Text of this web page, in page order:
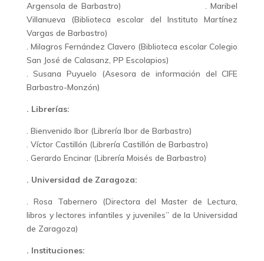
Argensola de Barbastro) . Maribel
Villanueva (Biblioteca escolar del Instituto Martínez
Vargas de Barbastro)
. Milagros Fernández Clavero (Biblioteca escolar Colegio
San José de Calasanz, PP Escolapios)
. Susana Puyuelo (Asesora de información del CIFE
Barbastro-Monzón)
. Librerías:
. Bienvenido Ibor (Librería Ibor de Barbastro)
. Víctor Castillón (Librería Castillón de Barbastro)
. Gerardo Encinar (Librería Moisés de Barbastro)
. Universidad de Zaragoza:
. Rosa Tabernero (Directora del Master de Lectura,
libros y lectores infantiles y juveniles” de la Universidad
de Zaragoza)
. Instituciones: